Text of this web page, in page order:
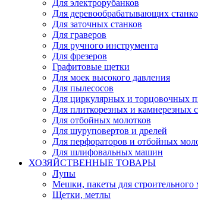
Для электрорубанков
Для деревообрабатывающих
Для заточных станков
Для граверов
Для ручного инструмента
Для фрезеров
Графитовые щетки
Для моек высокого давления
Для пылесосов
Для циркулярных и торцовочных
Для плиткорезных и камнерезных
Для отбойных молотков
Для шуруповертов и дрелей
Для перфораторов и отбойных
Для шлифовальных машин
ХОЗЯЙСТВЕННЫЕ ТОВАРЫ
Лупы
Мешки, пакеты для строительного
Щетки, метлы